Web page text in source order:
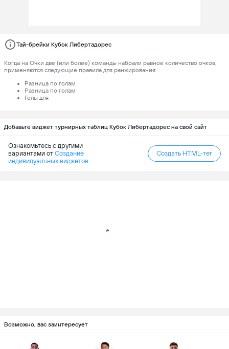
Тай-брейки Кубок Либертадорес
Когда на Очки две (или более) команды набрали равное количество очков,
применяются следующие правила для ранжирования:
Разница по голам
Разница по голам
Голы для
Добавьте виджет турнирных таблиц Кубок Либертадорес на свой сайт
Ознакомьтесь с другими
вариантами от Создание
индивидуальных виджетов
Создать HTML-тег
Возможно, вас заинтересует